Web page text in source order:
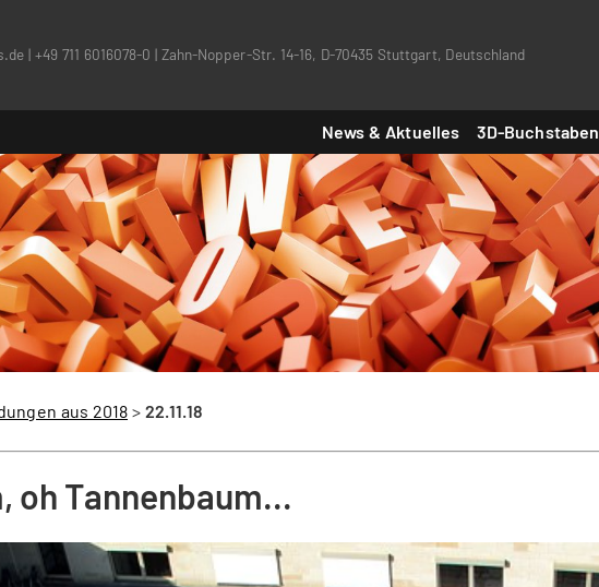
| +49 711 6016078-0 | Zahn-Nopper-Str. 14-16, D-70435 Stuttgart, Deutschland
News & Aktuelles 3D-Buchstaben
aus 2018 > 22.11.18
oh Tannenbaum...